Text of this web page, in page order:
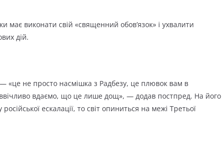
виконати свій «священний обов’язок» і ухвалити
дій.
«це не просто насмішка з Радбезу, це плювок вам в
вдаємо, що це лише дощ», — додав постпред. На його
ескалації, то світ опиниться на межі Третьої